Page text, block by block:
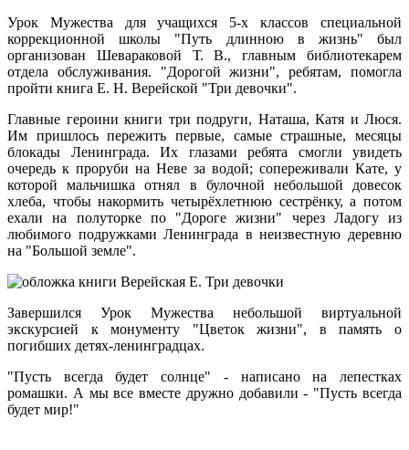
Урок Мужества для учащихся 5-х классов специальной
коррекционной школы "Путь длинною в жизнь" был
организован Шевараковой Т. В., главным библиотекарем
отдела обслуживания. "Дорогой жизни", ребятам, помогла
пройти книга Е. Н. Верейской "Три девочки".
Главные героини книги три подруги, Наташа, Катя и Люся.
Им пришлось пережить первые, самые страшные, месяцы
блокады Ленинграда. Их глазами ребята смогли увидеть
очередь к проруби на Неве за водой; сопереживали Кате, у
которой мальчишка отнял в булочной небольшой довесок
хлеба, чтобы накормить четырёхлетнюю сестрёнку, а потом
ехали на полуторке по "Дороге жизни" через Ладогу из
любимого подружками Ленинграда в неизвестную деревню
на "Большой земле".
Завершился Урок Мужества небольшой виртуальной
экскурсией к монументу "Цветок жизни", в память о
погибших детях-ленинградцах.
"Пусть всегда будет солнце" - написано на лепестках
ромашки. А мы все вместе дружно добавили - "Пусть всегда
будет мир!"